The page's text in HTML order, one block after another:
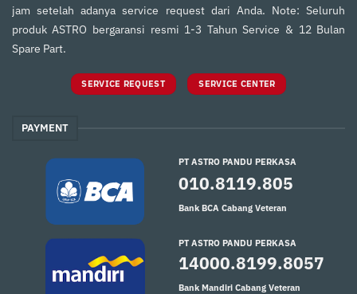
jam setelah adanya service request dari Anda. Note: Seluruh
produk ASTRO bergaransi resmi 1-3 Tahun Service & 12 Bulan
Spare Part.
SERVICE REQUEST SERVICE CENTER
PAYMENT
PT ASTRO PANDU PERKASA
010.8119.805
Bank BCA Cabang Veteran
PT ASTRO PANDU PERKASA
14000.8199.8057
Bank Mandiri Cabang Veteran